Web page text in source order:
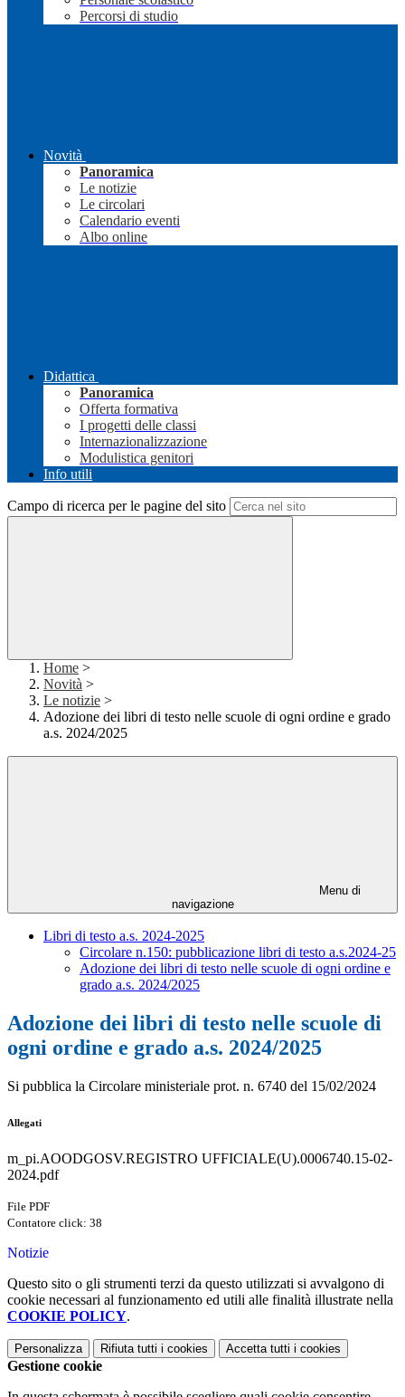
Percorsi di studio
Novità
Panoramica
Le notizie
Le circolari
Calendario eventi
Albo online
Didattica
Panoramica
Offerta formativa
I progetti delle classi
Internazionalizzazione
Modulistica genitori
Info utili
Campo di ricerca per le pagine del sito
Home >
Novità >
Le notizie >
Adozione dei libri di testo nelle scuole di ogni ordine e grado
a.s. 2024/2025
Menu di
navigazione
Libri di testo a.s. 2024-2025
Circolare n.150: pubblicazione libri di testo a.s.2024-25
Adozione dei libri di testo nelle scuole di ogni ordine e
grado a.s. 2024/2025
Adozione dei libri di testo nelle scuole di
ogni ordine e grado a.s. 2024/2025
Si pubblica la Circolare ministeriale prot. n. 6740 del 15/02/2024
Allegati
m_pi.AOODGOSV.REGISTRO UFFICIALE(U).0006740.15-02-
2024.pdf
File PDF
Contatore click: 38
Notizie
Questo sito o gli strumenti terzi da questo utilizzati si avvalgono di
cookie necessari al funzionamento ed utili alle finalità illustrate nella
COOKIE POLICY.
Personalizza Rifiuta tutti i cookies Accetta tutti i cookies
Gestione cookie